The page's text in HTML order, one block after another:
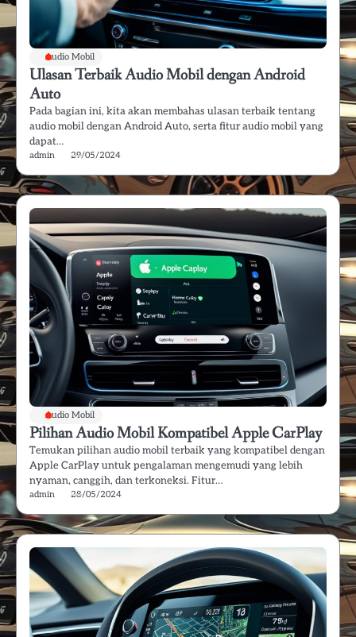
Audio Mobil
Ulasan Terbaik Audio Mobil dengan Android
Auto
Pada bagian ini, kita akan membahas ulasan terbaik tentang
audio mobil dengan Android Auto, serta fitur audio mobil yang
dapat…
admin 29/05/2024
Audio Mobil
Pilihan Audio Mobil Kompatibel Apple CarPlay
Temukan pilihan audio mobil terbaik yang kompatibel dengan
Apple CarPlay untuk pengalaman mengemudi yang lebih
nyaman, canggih, dan terkoneksi. Fitur…
admin 28/05/2024